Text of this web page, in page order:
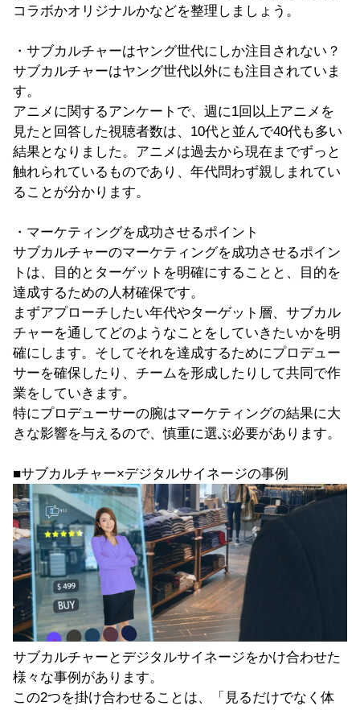
コラボかオリジナルかなどを整理しましょう。
・サブカルチャーはヤング世代にしか注目されない？
サブカルチャーはヤング世代以外にも注目されていま
す。
アニメに関するアンケートで、週に1回以上アニメを
見たと回答した視聴者数は、10代と並んで40代も多い
結果となりました。アニメは過去から現在までずっと
触れられているものであり、年代問わず親しまれてい
ることが分かります。
・マーケティングを成功させるポイント
サブカルチャーのマーケティングを成功させるポイン
トは、目的とターゲットを明確にすることと、目的を
達成するための人材確保です。
まずアプローチしたい年代やターゲット層、サブカル
チャーを通してどのようなことをしていきたいかを明
確にします。そしてそれを達成するためにプロデュー
サーを確保したり、チームを形成したりして共同で作
業をしていきます。
特にプロデューサーの腕はマーケティングの結果に大
きな影響を与えるので、慎重に選ぶ必要があります。
■サブカルチャー×デジタルサイネージの事例
サブカルチャーとデジタルサイネージをかけ合わせた
様々な事例があります。
この2つを掛け合わせることは、「見るだけでなく体